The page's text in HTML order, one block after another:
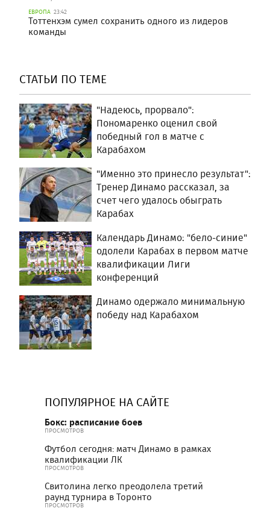
ЕВРОПА 23:42
Тоттенхэм сумел сохранить одного из лидеров
команды
СТАТЬИ ПО ТЕМЕ
"Надеюсь, прорвало":
Пономаренко оценил свой
победный гол в матче с
Карабахом
"Именно это принесло результат":
Тренер Динамо рассказал, за
счет чего удалось обыграть
Карабах
Календарь Динамо: "бело-синие"
одолели Карабах в первом матче
квалификации Лиги
конференций
Динамо одержало минимальную
победу над Карабахом
ПОПУЛЯРНОЕ НА САЙТЕ
Бокс: расписание боев
ПРОСМОТРОВ
Футбол сегодня: матч Динамо в рамках
квалификации ЛК
ПРОСМОТРОВ
Свитолина легко преодолела третий
раунд турнира в Торонто
ПРОСМОТРОВ